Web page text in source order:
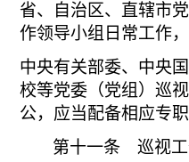
省、自治区、直辖市
作领导小组日常工作
中央有关部委、中央
校等党委（党组）巡
公，应当配备相应专
第十一条 巡视工